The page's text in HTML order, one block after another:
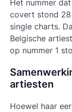
Het nummer dat
covert stond 28
single charts.
Belgische
op nummer 1
artiesten
Hoewel haar